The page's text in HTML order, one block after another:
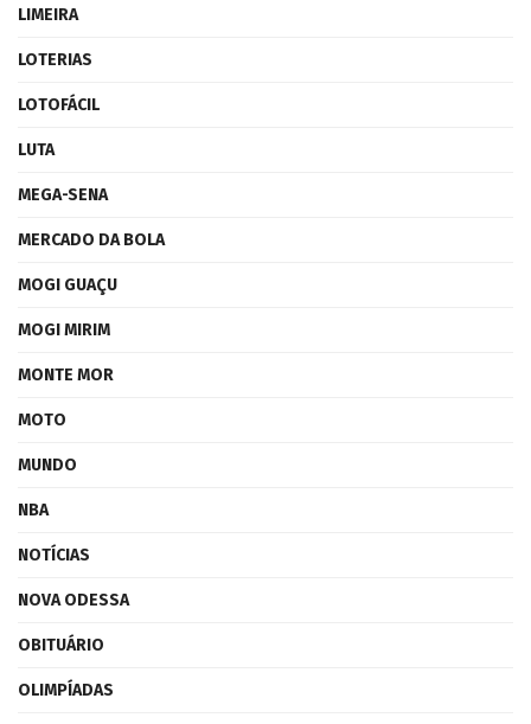
LIMEIRA
LOTERIAS
LOTOFÁCIL
LUTA
MEGA-SENA
MERCADO DA BOLA
MOGI GUAÇU
MOGI MIRIM
MONTE MOR
MOTO
MUNDO
NBA
NOTÍCIAS
NOVA ODESSA
OBITUÁRIO
OLIMPÍADAS